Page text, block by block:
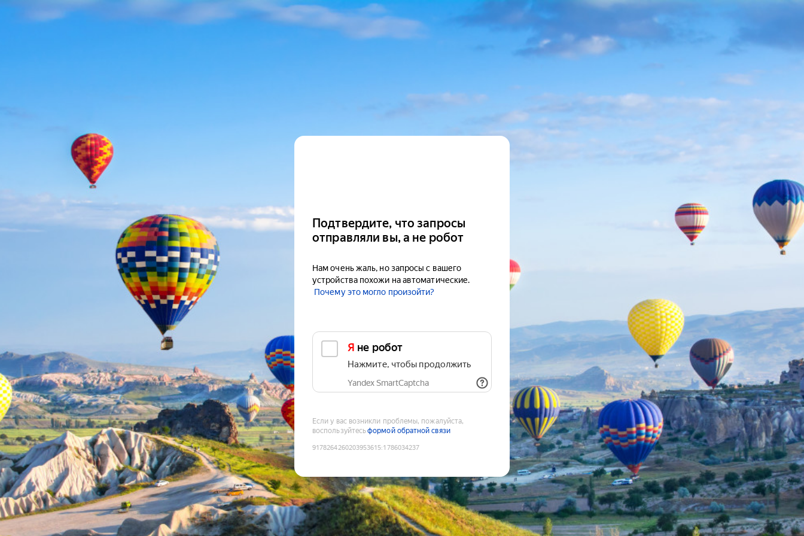
Подтвердите, что запросы
отправляли вы, а не робот
Нам очень жаль, но запросы с вашего
устройства похожи на автоматические.
Почему это могло произойти?
Я не робот
Нажмите, чтобы продолжить
Yandex SmartCaptcha
Если у вас возникли проблемы, пожалуйста,
воспользуйтесьформой обратной связи
9178264260203953615:1786034237